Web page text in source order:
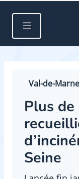
Val-de-Marne
Plus
Seine